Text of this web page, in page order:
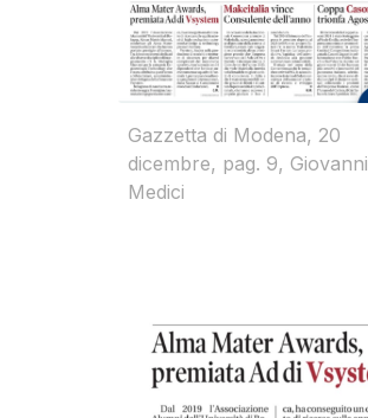
Gazzetta di Modena, 20
dicembre, pag. 9, Giovanni
Medici